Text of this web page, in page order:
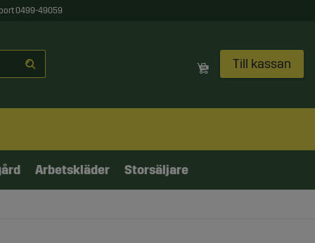
0499-49059
Till kassan
Arbetskläder Storsäljare